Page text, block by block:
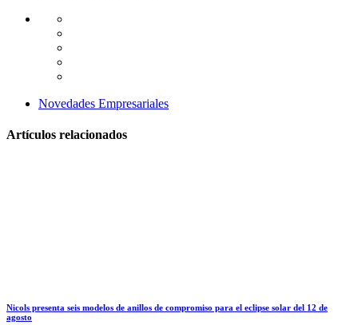
Novedades Empresariales
Artículos relacionados
Nicols presenta seis modelos de anillos de compromiso para el eclipse solar del 12 de
agosto